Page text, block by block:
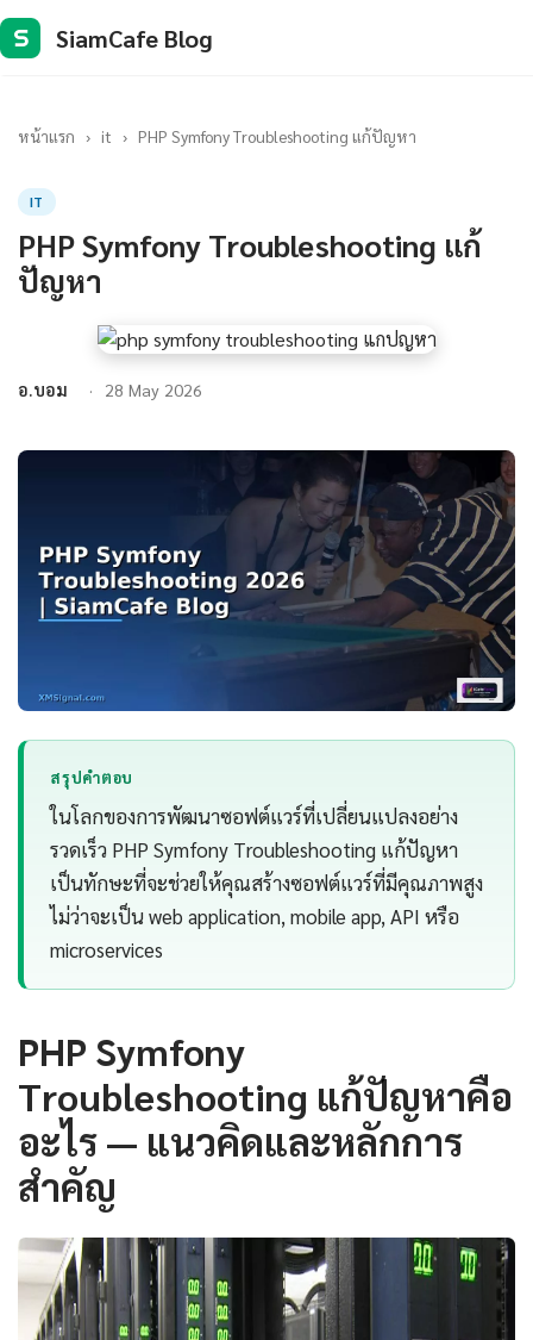
S SiamCafe Blog
หน้าแรก › it › PHP Symfony Troubleshooting แก้ปัญหา
IT
PHP Symfony Troubleshooting แก้
ปัญหา
อ.บอม 28 May 2026
สรุปคำตอบ
ในโลกของการพัฒนาซอฟต์แวร์ที่เปลี่ยนแปลงอย่าง
รวดเร็ว PHP Symfony Troubleshooting แก้ปัญหา
เป็นทักษะที่จะช่วยให้คุณสร้างซอฟต์แวร์ที่มีคุณภาพสูง
ไม่ว่าจะเป็น web application, mobile app, API หรือ
microservices
PHP Symfony
Troubleshooting แก้ปัญหาคือ
อะไร — แนวคิดและหลักการ
สำคัญ